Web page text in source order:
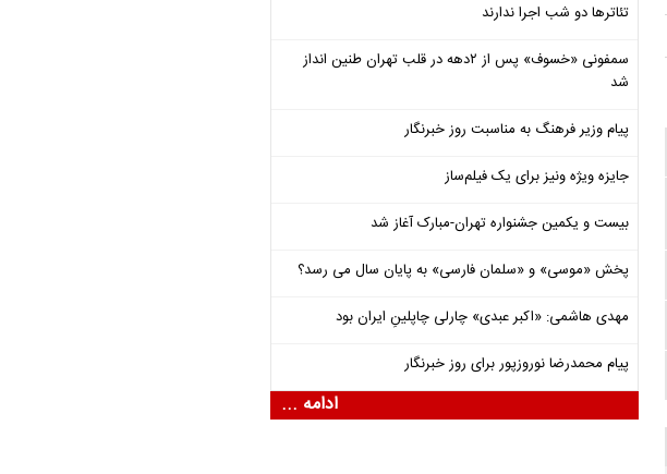
تئاترها دو شب اجرا ندارند
سمفونی «خسوف» پس از ۲دهه در قلب تهران طنین انداز
شد
پیام وزیر فرهنگ به مناسبت روز خبرنگار
جایزه ویژه ونیز برای یک فیلم‌ساز
بیست و یکمین جشنواره تهران-مبارک آغاز شد
پخش «موسی» و «سلمان فارسی» به پایان سال می رسد؟
مهدی هاشمی: «اکبر عبدی» چارلی چاپلینِ ایران بود
پیام محمدرضا نوروزپور برای روز خبرنگار
ادامه ...